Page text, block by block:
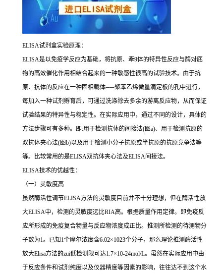
ELISA试剂盒实验原理：
ELISA是以免疫学反应为基础，将抗原、牽9体的特异性反应与酶对底
物的高效催化作用相结合起来的一种敏感性很高的试验技术。由于抗
原、抗体的反应在一种固相载体──聚苯乙烯微量滴定板的孔中进行，
每加入一种试剂孵育后，可通过洗涤除去多余的游离反应物，从而保证
试验结果的特异性与稳定性。在实际应用中，通过不同的设计，具体的
方法步骤可有多种。即:用于检测抗体的间接法(图a)、用于检测抗原的
双抗体夹心法(图b)以及用于检测小分子抗原或半抗原的抗原竞争法等
等。比较常用的是ELISA双抗体夹心法及ELISA间接法。
ELISA技术的优越性：
（一）灵敏度高
虽然酶活性调节ELISA方法的灵敏度目前并不十分理想，但在酶活性放
大ELISA中，检测的灵敏度远比RIA高。根据质量作用定律。即免疫反
应所形成的免疫复合物量与反应物浓度成正比。推测所检测的待测物分
子数为1。已知 1个摩尔浓度含6.02×1023个分子，那么理论推测酶活性
放大Elisa方法的zui低检测限可达1.7×10-24mol/L。虽然在实际应用中由
于反应条件和试剂纯度以及仪器精度等因素的影响，往往达不到这个水